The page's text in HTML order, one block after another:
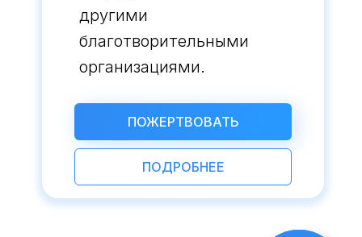
другими
благотворительными
организациями.
ПОЖЕРТВОВАТЬ
ПОДРОБНЕЕ